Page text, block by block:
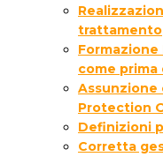
trattamento
Formazione
come prima
Assunzione
Protection
Definizioni
Corretta